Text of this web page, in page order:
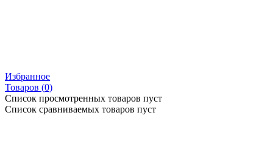
Избранное
Товаров (0)
Список просмотренных товаров пуст
Список сравниваемых товаров пуст